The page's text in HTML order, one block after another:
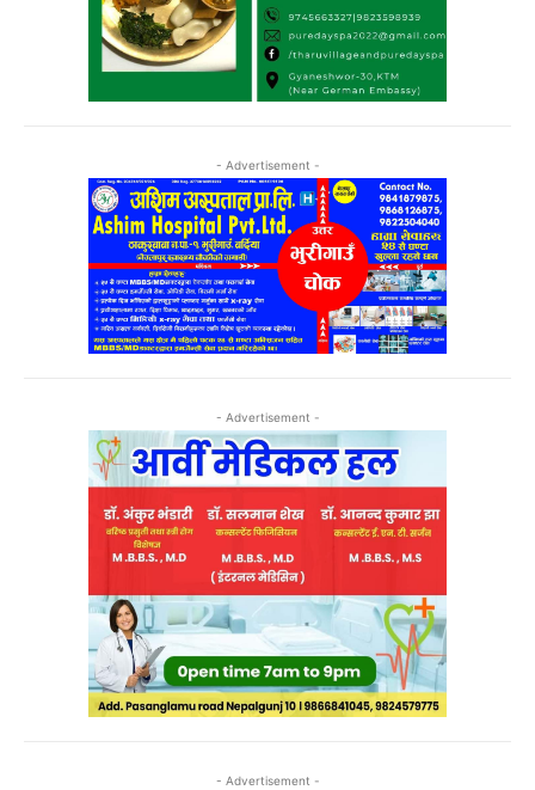
- Advertisement -
- Advertisement -
- Advertisement -